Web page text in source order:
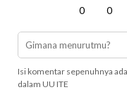
0 0
Isi komentar sepenuhnya
dalam UU ITE